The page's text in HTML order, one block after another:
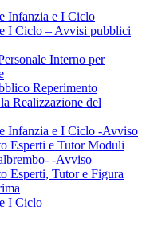
Infanzia e I Ciclo
I Ciclo – Avvisi pubblici
Interno per
Reperimento
Realizzazione del
Infanzia e I Ciclo -Avviso
Esperti e Tutor Moduli
-Avviso
Esperti, Tutor e Figura
I Ciclo